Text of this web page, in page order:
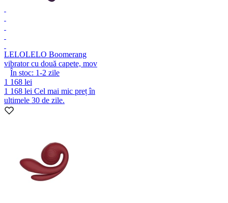
LELOLELO Boomerang
vibrator cu două capete, mov
În stoc: 1-2 zile
1 168 lei
1 168 lei Cel mai mic preț în
ultimele 30 de zile.